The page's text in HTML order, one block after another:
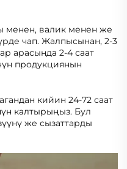
менен, валик менен же
чап. Жалпысынан, 2-3
арасында 2-4 саат
продукциянын
кийин 24-72 саат
калтырыңыз. Бул
же сызаттарды